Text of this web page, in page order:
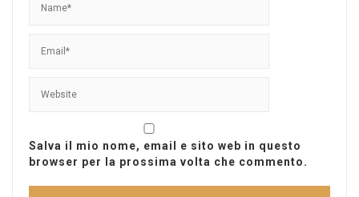
Salva il mio nome, email e sito web in questo
browser per la prossima volta che commento.